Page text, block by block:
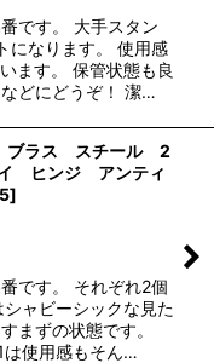
です。 大手スタン
になります。 使用感
ます。 保管状態も良
どにどうぞ！ 潔…
ラス スチール 2
ヒンジ アンティ
]
です。 それぞれ2個
ャビーシックな見た
まずの状態です。
は使用感もそん…